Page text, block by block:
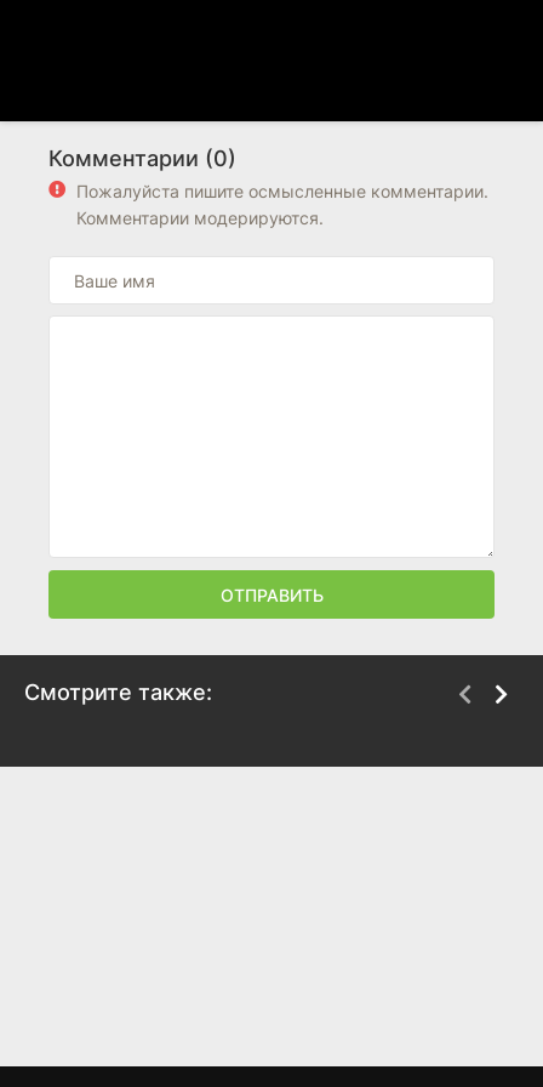
Комментарии (0)
Пожалуйста пишите осмысленные комментарии.
Комментарии модерируются.
ОТПРАВИТЬ
Смотрите также: